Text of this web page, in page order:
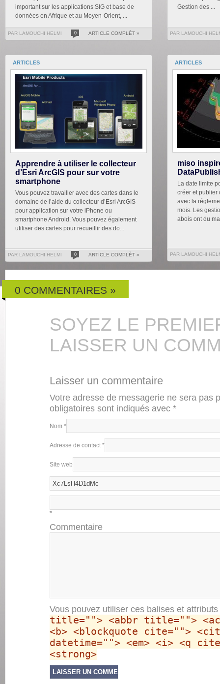
important sur les applications SIG et base de
données en Afrique et au Moyen-Orient, ...
PAR LAMOUCHI HELMI 0 ARTICLE COMPLÈT »
Gestion des ...
PAR LAMOUCHI
ARTICLES
Apprendre à utiliser le collecteur
d’Esri ArcGIS pour sur votre
smartphone
Vous pouvez travailler avec des cartes dans le
domaine de l’aide du collecteur d’Esri ArcGIS
pour application sur votre iPhone ou
smartphone Android. Vous pouvez également
utiliser des cartes pour recueillir des do...
PAR LAMOUCHI HELMI 0 ARTICLE COMPLÈT »
ARTICLES
miso
La date limite
créer et publier
avec la
mois. Les
abois ont du
PAR LAMOUCHI
0 COMMENTAIRES »
SOYEZ LE
LAISSER UN
Laisser un commentaire
Votre adresse de messagerie ne sera pas
obligatoires sont indiqués avec *
Nom *
Adresse de contact *
Site web
*
Commentaire
Vous pouvez utiliser ces balises et attributs
title=""> <abbr title="">
<b> <blockquote cite="">
datetime=""> <em> <i> <q
<strong>